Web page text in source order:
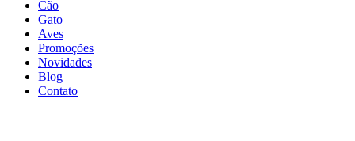
Cão
Gato
Aves
Promoções
Novidades
Blog
Contato